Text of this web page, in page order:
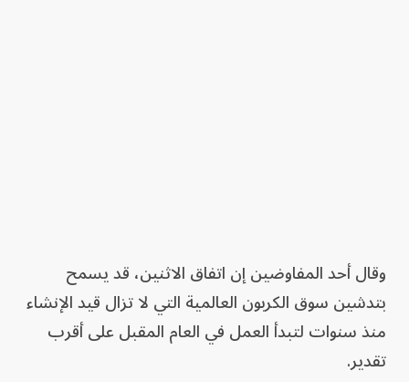
وقال أحد المفاوضين إن اتفاق الاثنين، قد يسمح
بتدشين سوق الكربون العالمية التي لا تزال قيد الإنشاء
منذ سنوات لتبدأ العمل في العام المقبل على أقرب
تقدير.